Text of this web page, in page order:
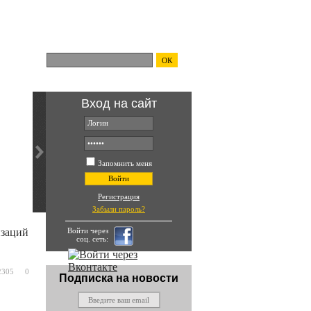
ОК
Вход на сайт
Запомнить меня
Войти
Регистрация
Забыли пароль?
Войти через
соц. сеть:
РНК
0
Подписка на новости